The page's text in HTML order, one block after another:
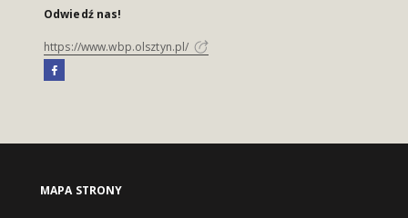
Odwiedź nas!
https://www.wbp.olsztyn.pl/
MAPA STRONY